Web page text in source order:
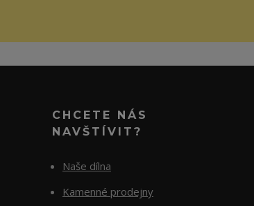
CHCETE NÁS
NAVŠTÍVIT?
Naše dílna
Kamenné prodejny